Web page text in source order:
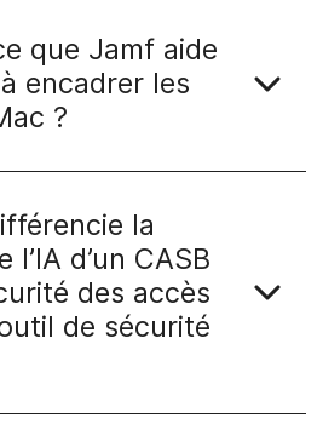
que Jamf aide
encadrer les
?
la
d’un CASB
des accès
de sécurité